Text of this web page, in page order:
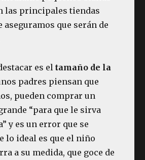
las principales tiendas
aseguramos que serán de
es eltamaño de la
padres piensan que
pueden comprar un
“para que le sirva
y es un error que se
lo ideal es que el niño
a su medida, que goce de